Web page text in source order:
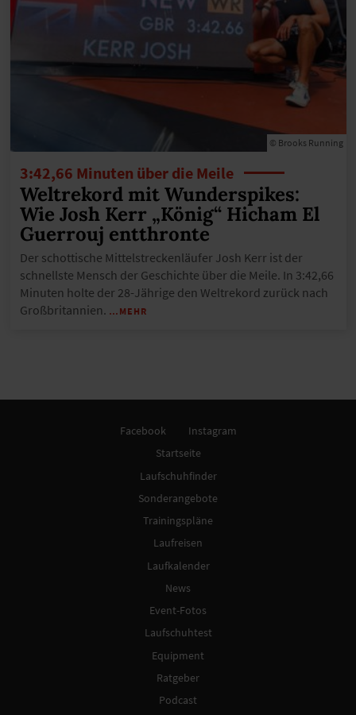
© Brooks Running
3:42,66 Minuten über die Meile
Weltrekord mit Wunderspikes:
Wie Josh Kerr „König“ Hicham El
Guerrouj entthronte
Der schottische Mittelstreckenläufer Josh Kerr ist der
schnellste Mensch der Geschichte über die Meile. In 3:42,66
Minuten holte der 28-Jährige den Weltrekord zurück nach
Großbritannien. …MEHR
Facebook
Instagram
Startseite
Laufschuhfinder
Sonderangebote
Trainingspläne
Laufreisen
Laufkalender
News
Event-Fotos
Laufschuhtest
Equipment
Ratgeber
Podcast